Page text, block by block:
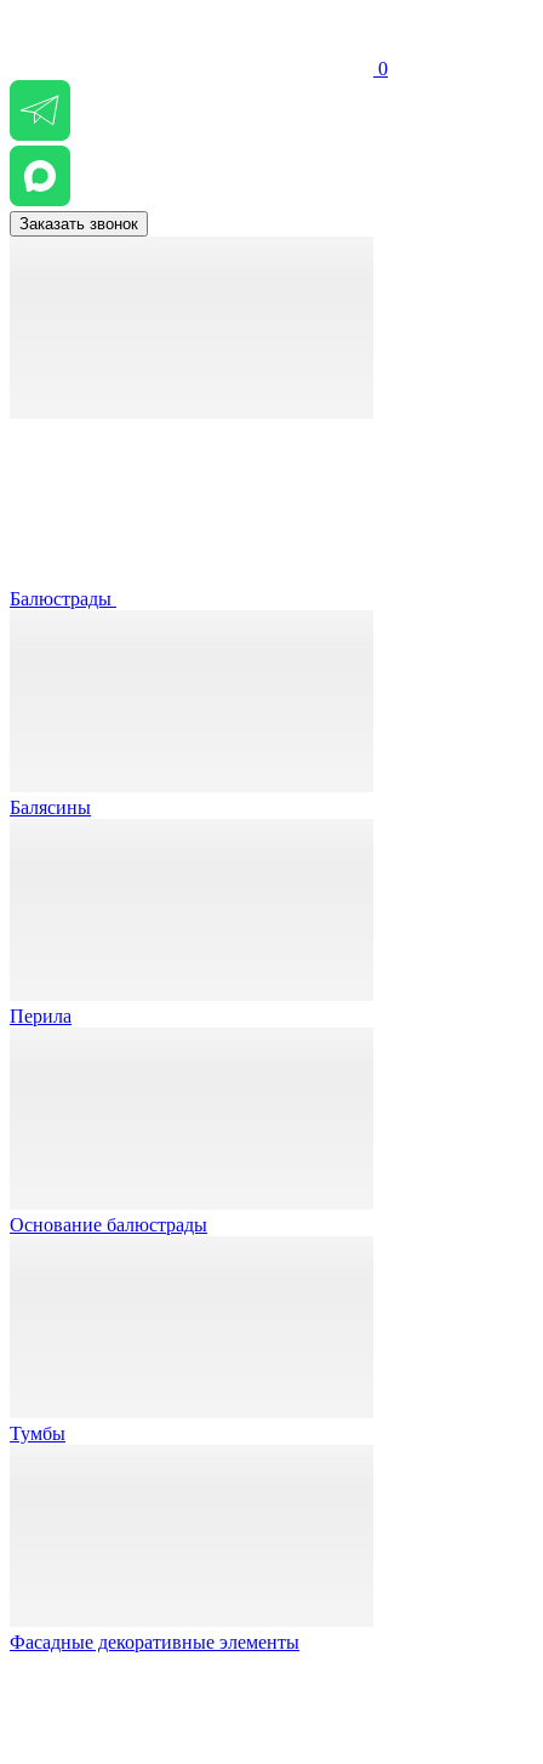
0
Заказать звонок
Балюстрады
Балясины
Перила
Основание балюстрады
Тумбы
Фасадные декоративные элементы